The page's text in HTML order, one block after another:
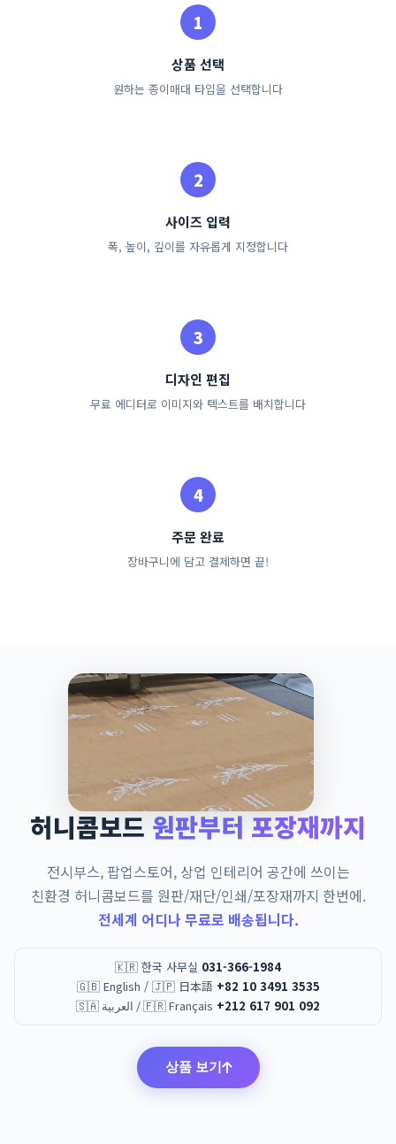
상품 선택
원하는 종이매대 타입을 선택합니다
사이즈 입력
폭, 높이, 깊이를 자유롭게 지정합니다
디자인 편집
무료 에디터로 이미지와 텍스트를 배치합니다
주문 완료
장바구니에 담고 결제하면 끝!
허니콤보드 원판부터 포장재까지
전시부스, 팝업스토어, 상업 인테리어 공간에 쓰이는
친환경 허니콤보드를 원판/재단/인쇄/포장재까지 한번에.
전세계 어디나 무료로 배송됩니다.
🇰🇷 한국 사무실 031-366-1984
🇬🇧 English / 🇯🇵 日本語 +82 10 3491 3535
🇸🇦 العربية / 🇫🇷 Français +212 617 901 092
상품 보기